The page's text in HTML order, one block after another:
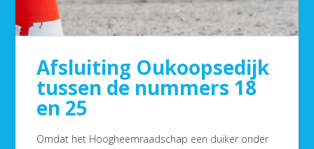
Afsluiting Oukoopsedijk
tussen de nummers 18
en 25
Omdat het Hoogheemraadschap een duiker onder